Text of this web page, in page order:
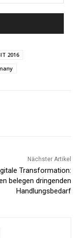
2016
Nächster Artikel
Transformation:
belegen dringenden
Handlungsbedarf